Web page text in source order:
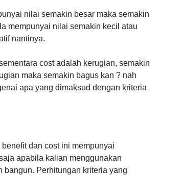
nilai semakin besar maka semakin
mempunyai nilai semakin kecil atau
nantinya.
cost adalah kerugian, semakin
maka semakin bagus kan ? nah
apa yang dimaksud dengan kriteria
dan cost ini mempunyai
apabila kalian menggunakan
bangun. Perhitungan kriteria yang